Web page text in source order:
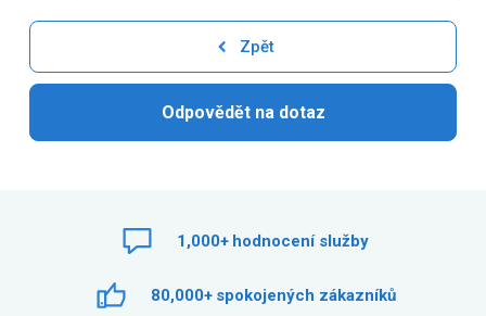
Zpět
Odpovědět na dotaz
1,000+ hodnocení služby
80,000+ spokojených zákazníků